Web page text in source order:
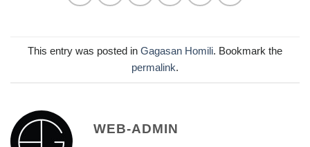
This entry was posted in Gagasan Homili. Bookmark the
permalink.
WEB-ADMIN